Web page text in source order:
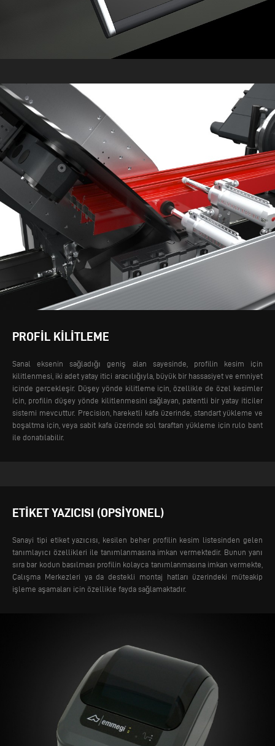
PROFIL KILITLEME
Sanal eksenin sağladığı geniş alan sayesinde, profilin kesim için
kilitlenmesi, iki adet yatay itici aracılığıyla, büyük bir hassasiyet ve emniyet
içinde gerçekleşir. Düşey yönde kilitleme için, özellikle de özel kesimler
için, profilin düşey yönde kilitlenmesini sağlayan, patentli bir yatay iticiler
sistemi mevcuttur. Precision, hareketli kafa üzerinde, standart yükleme ve
boşaltma için, veya sabit kafa üzerinde sol taraftan yükleme için rulo bant
ile donatılabilir.
ETIKET YAZICISI (OPSIYONEL)
Sanayi tipi etiket yazıcısı, kesilen beher profilin kesim listesinden gelen
tanımlayıcı özellikleri ile tanımlanmasına imkan vermektedir. Bunun yanı
sıra bar kodun basılması profilin kolayca tanımlanmasına imkan vermekte,
Çalışma Merkezleri ya da destekli montaj hatları üzerindeki müteakip
işleme aşamaları için özellikle fayda sağlamaktadır.